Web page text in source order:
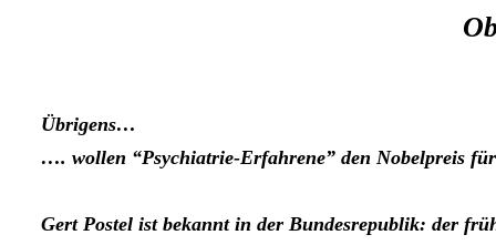
Übrigens…
…. wollen “Psychiatrie-Erfahrene” den Nobelpreis
Gert Postel ist bekannt in der Bundesrepublik: der